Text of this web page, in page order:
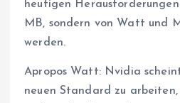
heutigen
MB, sondern von Watt und
werden.
Apropos Watt: Nvidia
neuen Standard zu